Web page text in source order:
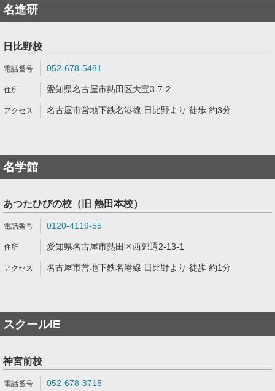
名進研
日比野校
052-678-5481
愛知県名古屋市熱田区大宝3-7-2
名古屋市営地下鉄名港線 日比野より 徒歩 約3分
名学館
あつたひびの校（旧 熱田本校）
0120-4119-55
愛知県名古屋市熱田区西郊通2-13-1
名古屋市営地下鉄名港線 日比野より 徒歩 約1分
スクールIE
神宮前校
052-678-3715